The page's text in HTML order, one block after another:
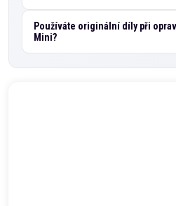
Používáte originální díly při
Mini?